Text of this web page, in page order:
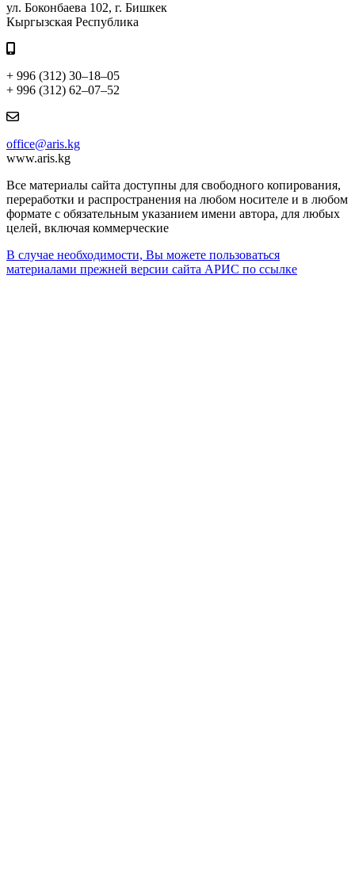
ул. Боконбаева 102, г. Бишкек
Кыргызская Республика
+ 996 (312) 30–18–05
+ 996 (312) 62–07–52
office@aris.kg
www.aris.kg
Все материалы сайта доступны для свободного копирования,
переработки и распространения на любом носителе и в любом
формате с обязательным указанием имени автора, для любых
целей, включая коммерческие
В случае необходимости, Вы можете пользоваться
материалами прежней версии сайта АРИС по ссылке